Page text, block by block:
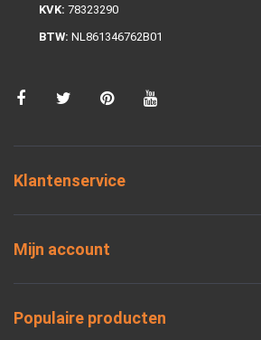
KVK: 78323290
BTW: NL861346762B01
Klantenservice
Mijn account
Populaire producten